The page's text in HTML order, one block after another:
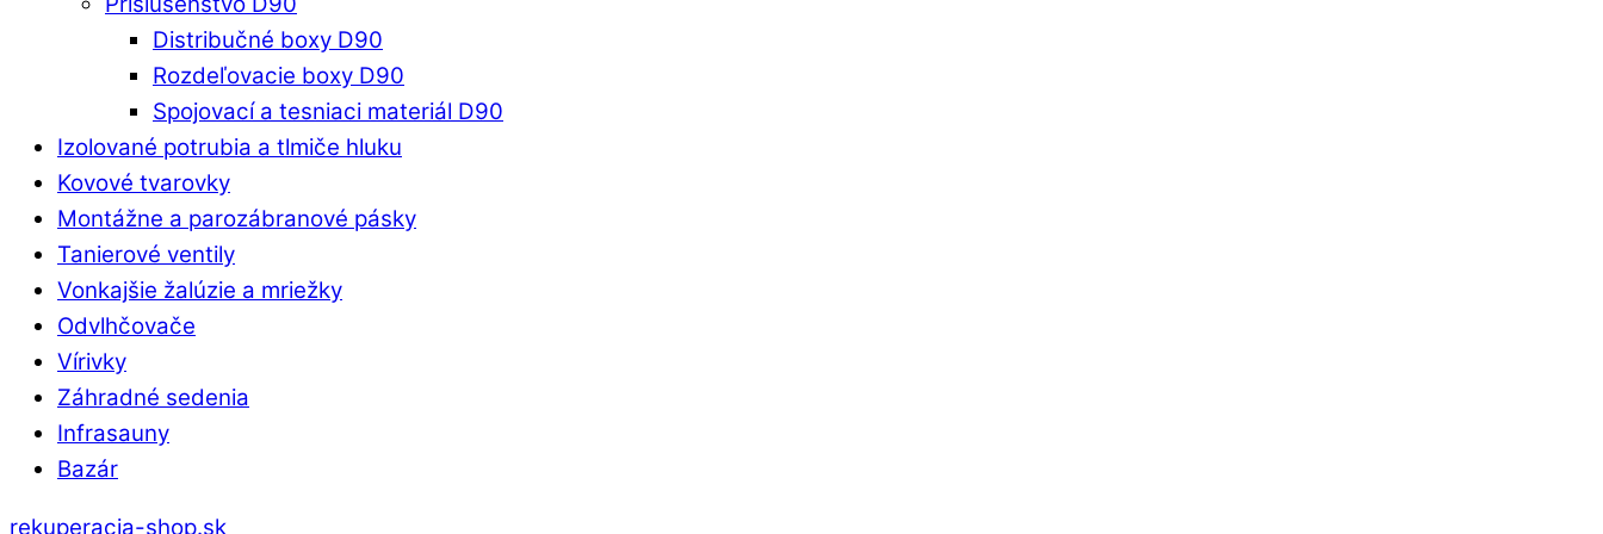
Distribučné boxy D90
Rozdeľovacie boxy D90
Spojovací a tesniaci materiál D90
Izolované potrubia a tlmiče hluku
Kovové tvarovky
Montážne a parozábranové pásky
Tanierové ventily
Vonkajšie žalúzie a mriežky
Odvlhčovače
Vírivky
Záhradné sedenia
Infrasauny
Bazár
rekuperacia-shop.sk